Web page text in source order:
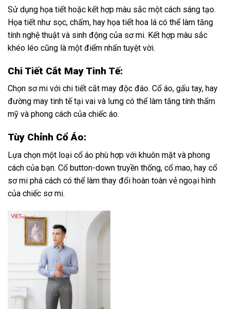
Sử dụng họa tiết hoặc kết hợp màu sắc một cách sáng tạo.
Họa tiết như sọc, chấm, hay họa tiết hoa lá có thể làm tăng
tính nghệ thuật và sinh động của sơ mi. Kết hợp màu sắc
khéo léo cũng là một điểm nhấn tuyệt vời.
Chi Tiết Cắt May Tinh Tế:
Chọn sơ mi với chi tiết cắt may độc đáo. Cổ áo, gấu tay, hay
đường may tinh tế tại vai và lưng có thể làm tăng tính thẩm
mỹ và phong cách của chiếc áo.
Tùy Chỉnh Cổ Áo:
Lựa chọn một loại cổ áo phù hợp với khuôn mặt và phong
cách của bạn. Cổ button-down truyền thống, cổ mao, hay cổ
sơ mi phá cách có thể làm thay đổi hoàn toàn vẻ ngoại hình
của chiếc sơ mi.